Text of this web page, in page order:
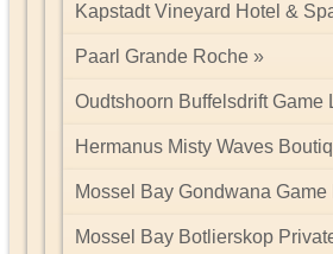
Kapstadt Vineyard Hotel &
Paarl Grande Roche
Oudtshoorn Buffelsdrift Game
Hermanus Misty Waves
Mossel Bay Gondwana Game
Mossel Bay Botlierskop